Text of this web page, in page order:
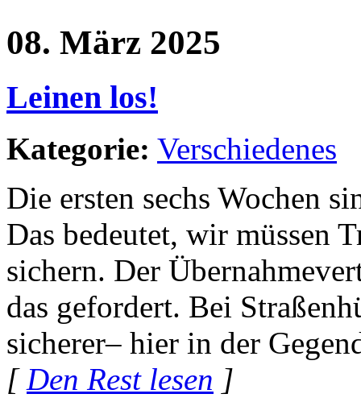
08. März 2025
Leinen los!
Kategorie: Verschiedenes
Die ersten sechs Wochen
Das bedeutet, wir müssen
sichern. Der
das gefordert. Bei
sicherer– hier in der
[Den Rest lesen ]